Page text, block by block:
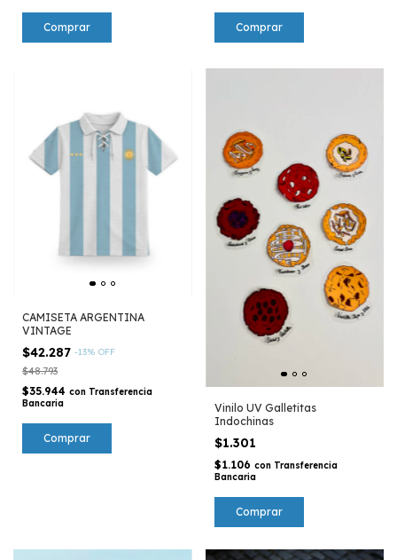
Comprar
CAMISETA ARGENTINA
VINTAGE
$42.287 -13% OFF
$48.793
$35.944 con Transferencia
Bancaria
Comprar
Vinilo UV Galletitas
Indochinas
$1.301
$1.106 con Transferencia
Bancaria
Comprar